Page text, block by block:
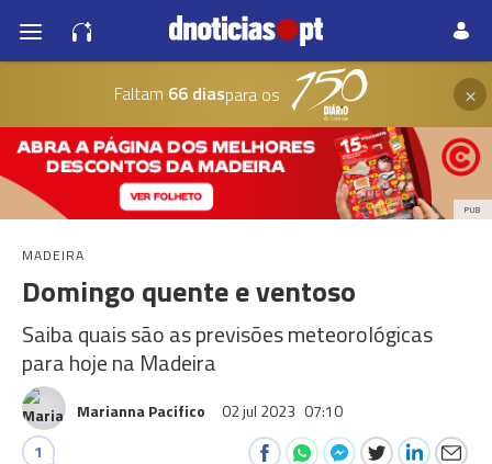
Faltam 66 diaspara os ×
PUB
MADEIRA
Domingo quente e ventoso
Saiba quais são as previsões meteorológicas
para hoje na Madeira
Marianna Pacifico 02 jul 2023 07:10
1